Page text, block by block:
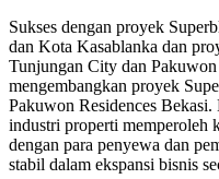
Sukses dengan proyek
dan Kota Kasablanka dan
Tunjungan City dan
mengembangkan proyek
Pakuwon Residences
industri properti memperoleh
dengan para penyewa dan
stabil dalam ekspansi bisnis